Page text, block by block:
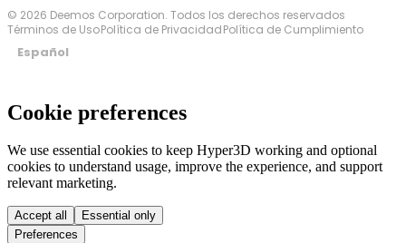
© 2026 Deemos Corporation. Todos los derechos reservados
Términos de UsoPolítica de PrivacidadPolítica de Cumplimiento
Español
Cookie preferences
We use essential cookies to keep Hyper3D working and optional
cookies to understand usage, improve the experience, and support
relevant marketing.
Accept all
Essential only
Preferences